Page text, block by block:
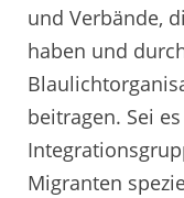
und Verbände,
haben und
beitragen. Sei
Migranten